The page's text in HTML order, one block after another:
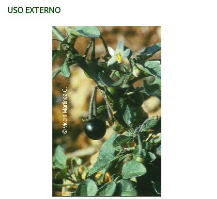
USO EXTERNO